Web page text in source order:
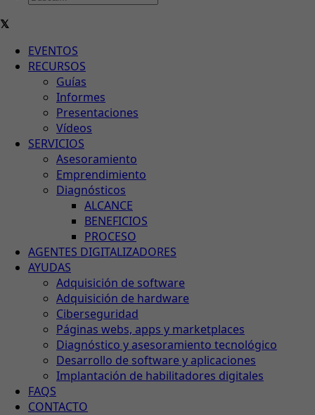
EVENTOS
RECURSOS
Guías
Informes
Presentaciones
Vídeos
SERVICIOS
Asesoramiento
Emprendimiento
Diagnósticos
ALCANCE
BENEFICIOS
PROCESO
AGENTES DIGITALIZADORES
AYUDAS
Adquisición de software
Adquisición de hardware
Ciberseguridad
Páginas webs, apps y marketplaces
Diagnóstico y asesoramiento tecnológico
Desarrollo de software y aplicaciones
Implantación de habilitadores digitales
FAQS
CONTACTO